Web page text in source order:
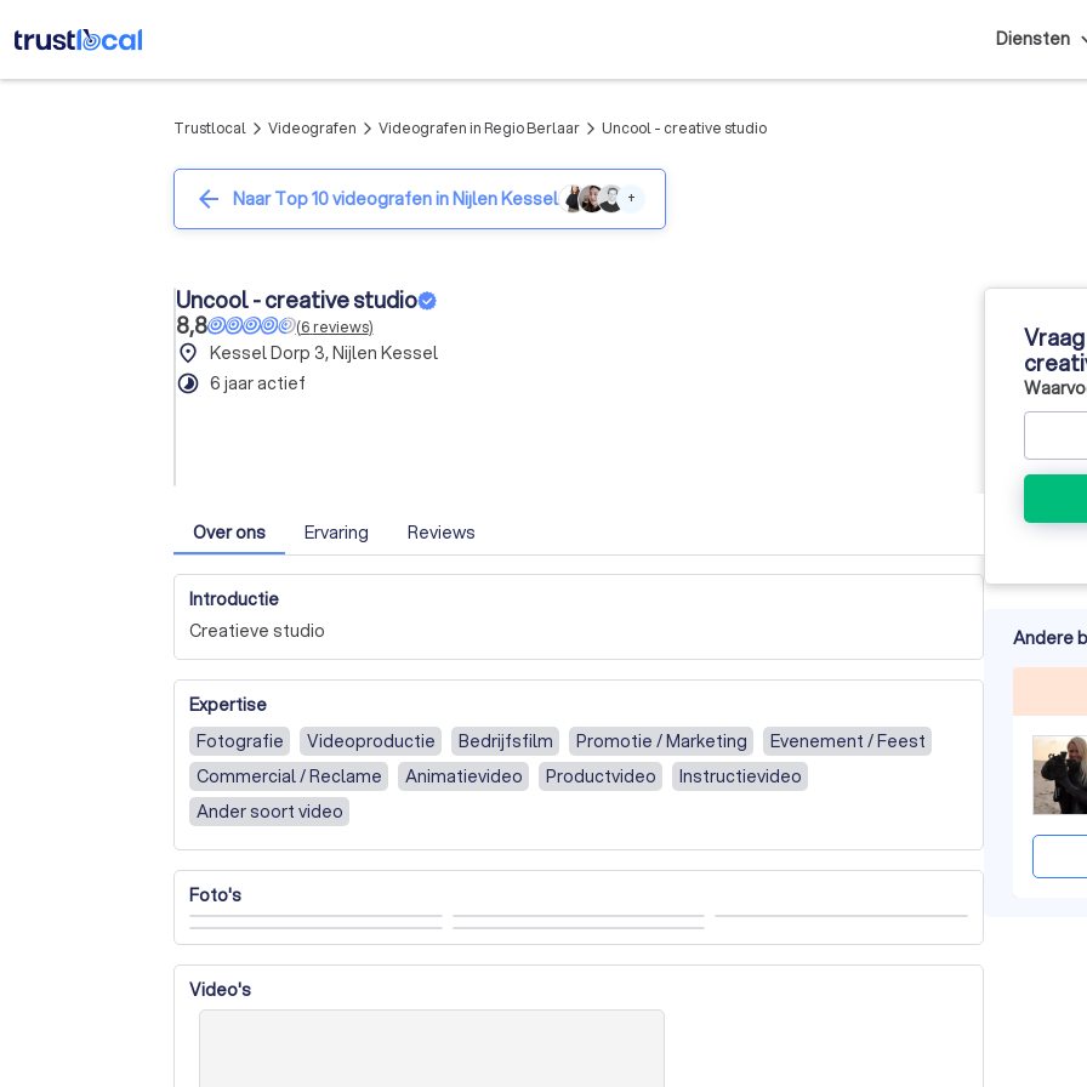
Diensten
Trustlocal arrow_forward_ios Videografen arrow_forward_ios Videografen in Regio Berlaar arrow_forward_ios Uncool - creative studio
arrow_back Naar Top 10 videografen in Nijlen Kessel +
Uncool - creative studio
8,8
(6reviews)
place Kessel Dorp 3, Nijlen Kessel
timelapse 6 jaar actief
Over ons Ervaring Reviews
Introductie
Creatieve studio
Expertise
Fotografie
Videoproductie Bedrijfsfilm Promotie / Marketing
Evenement / Feest
Commercial / Reclame
Animatievideo Productvideo
Instructievideo
Ander soort video
Foto's
Video's
Andere